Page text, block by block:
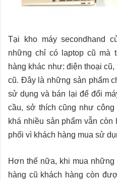
Tại kho máy secondhand
những chỉ có laptop cũ mà
hàng khác như: điện thoại
cũ. Đây là những sản phẩm
sử dụng và bán lại để đổi
cầu, sở thích cũng như
khá nhiều sản phẩm vẫn
phối vì khách hàng mua sử
Hơn thế nữa, khi mua
hàng cũ khách hàng còn